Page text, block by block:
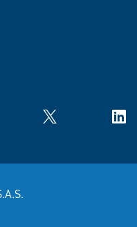
X